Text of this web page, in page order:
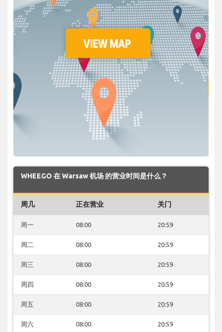
WHEEGO 在 Warsaw 机场 的营业时间是什么？
周几 正在营业 关门
周一 08:00 20:59
周二 08:00 20:59
周三 08:00 20:59
周四 08:00 20:59
周五 08:00 20:59
周六 08:00 20:59